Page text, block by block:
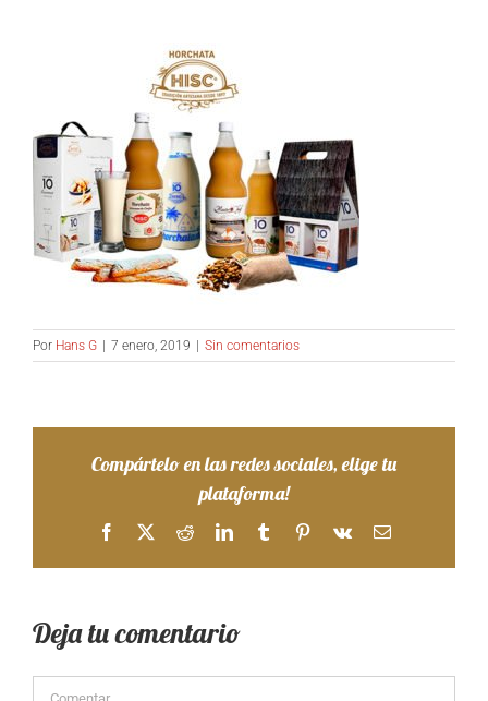
Por Hans G 7 enero, 2019 Sin comentarios
Compártelo en las redes sociales, elige tu
plataforma!
Facebook
X RedditLinkedInTumblrPinterest
Vk
Correo
Deja tu comentario